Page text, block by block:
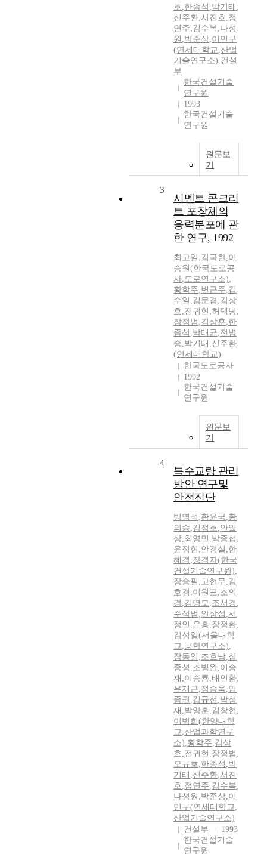
호,한종석 ,박기태 ,
신주환,서진호,정
연주,김수복,나성
원 ,박준상,이민구
(연세대학교,산업
기술연구소),건설
부
한국건설기술
연구원
1993
한국건설기술
연구원
원문보
기
3
시멘트 콘크리
트 포장체의
응력분포에 관
한 연구, 1992
최고일 ,김국한,이
승원(한국도로공
사,도로연구소),
황학주,변근주,김
수일 ,김문겸 ,김상
효 ,전귀현 ,허택녕 ,
장정범 ,김상훈,한
종석 ,박태균,전병
승,박기태 ,신주환
(연세대학교)
한국도로공사
1992
한국건설기술
연구원
원문보
기
4
특수교량 관리
방안 연구및
안전진단
방명석 ,황윤국,황
의승,김정호,안일
상,최영민 ,박종섭 ,
윤정현 ,안경실 ,한
혜경 ,장경자(한국
건설기술연구원),
장승필 ,고현무,김
호경 ,이원표,조의
경 ,김명모,조서경 ,
주석범 ,안상섭 ,서
정인 ,유흥,장정환,
김성일(서울대학
교,공학연구소),
장동일 ,조효남,심
종성 ,조병완,이승
재 ,이승룡,배인환,
유재근,정승욱,임
종권 ,김규선 ,박성
재 ,박영훈,김창현 ,
이범희(한양대학
교,산업과학연구
소),황학주,김상
효 ,전귀현 ,장정범 ,
오규호,한종석 ,박
기태 ,신주환,서진
호,정연주,김수복,
나성원 ,박준상,이
민구(연세대학교,
산업기술연구소)
건설부
1993
한국건설기술
연구원